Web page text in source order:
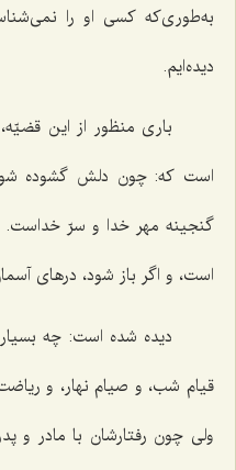
به‌طورى‌كه كسى او را
ديده‌ايم.
بارى منظور از اين
است كه: چون دلش گشوده
گنجينه مهر خدا و سرّ خداست.
است، و اگر باز شود، درهاى
ديده شده است: چه
قيام شب، و صيام نهار، و
ولى چون رفتارشان با مادر و